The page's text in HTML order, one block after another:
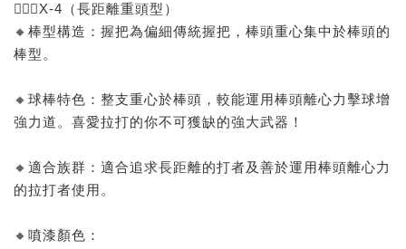
🙅🏻‍♂️X-4（長距離重頭型）
🔸棒型構造：握把為偏細傳統握把，棒頭重心集中於棒頭的
棒型。
🔸球棒特色：整支重心於棒頭，較能運用棒頭離心力擊球增
強力道。喜愛拉打的你不可獲缺的強大武器！
🔸適合族群：適合追求長距離的打者及善於運用棒頭離心力
的拉打者使用。
🔸噴漆顏色：